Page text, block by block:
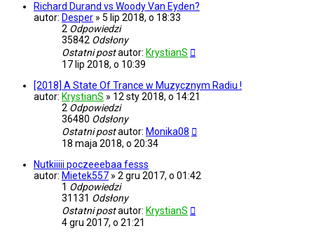
Richard Durand vs Woody Van Eyden?
autor: Desper » 5 lip 2018, o 18:33
2 Odpowiedzi
35842 Odsłony
Ostatni postautor: KrystianS
17 lip 2018, o 10:39
[2018] A State Of Trance w Muzycznym Radiu !
autor: KrystianS » 12 sty 2018, o 14:21
2 Odpowiedzi
36480 Odsłony
Ostatni postautor: Monika08
18 maja 2018, o 20:34
Nutkiiiii poczeeebaa fesss
autor: Mietek557 » 2 gru 2017, o 01:42
1 Odpowiedzi
31131 Odsłony
Ostatni postautor: KrystianS
4 gru 2017, o 21:21